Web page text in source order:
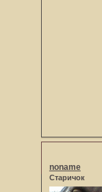
noname
Старичок